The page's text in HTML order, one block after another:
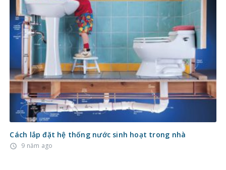
Cách lắp đặt hệ thống nước sinh hoạt trong nhà
access_time 9 năm ago